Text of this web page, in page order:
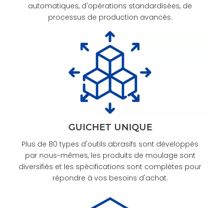
automatiques, d'opérations standardisées, de
processus de production avancés.
GUICHET UNIQUE
Plus de 80 types d'outils abrasifs sont développés
par nous-mêmes, les produits de moulage sont
diversifiés et les spécifications sont complètes pour
répondre à vos besoins d'achat.